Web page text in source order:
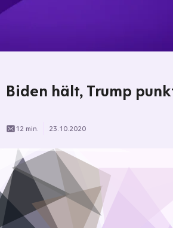
Biden hält, Trump
12 min. 23.10.2020